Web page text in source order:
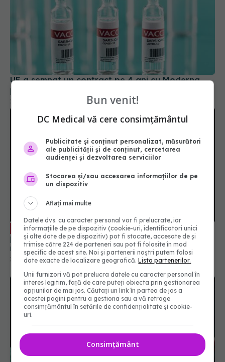
UE a semnat un contract pe 4 ani cu Moderna
pentru vaccinuri împotriva COVID-19
24 ian 2025, 20:30
pandemia de COVID. Valentin-Veron Toma: Sunt
mai multe forme de psihoză, de demență. E o
accelerare a unor fenomene care păreau să fie
într-un ritm mai lent
30 aug 2023, 20:55
Bun venit!
DC Medical vă cere consimțământul
Publicitate și conținut personalizat, măsurători
ale publicității și de conținut, cercetarea
audienței și dezvoltarea serviciilor
Stocarea și/sau accesarea informațiilor de pe
un dispozitiv
Aflați mai multe
Datele dvs. cu caracter personal vor fi prelucrate, iar
informațiile de pe dispozitiv (cookie-uri, identificatori unici
și alte date de pe dispozitiv) pot fi stocate, accesate de și
trimise către 224 de parteneri sau pot fi folosite în mod
specific de acest site. Noi și partenerii noștri putem folosi
date exacte de localizare geografică.Lista partenerilor.
Unii furnizori vă pot prelucra datele cu caracter personal în
interes legitim, față de care puteți obiecta prin gestionarea
opțiunilor de mai jos. Căutați un link în partea de jos a
acestei pagini pentru a gestiona sau a vă retrage
consimțământul în setările de confidențialitate și cookie-
uri.
Consimțământ